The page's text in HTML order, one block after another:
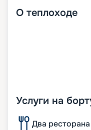
О теплоходе
Услуги на
Два ресторана